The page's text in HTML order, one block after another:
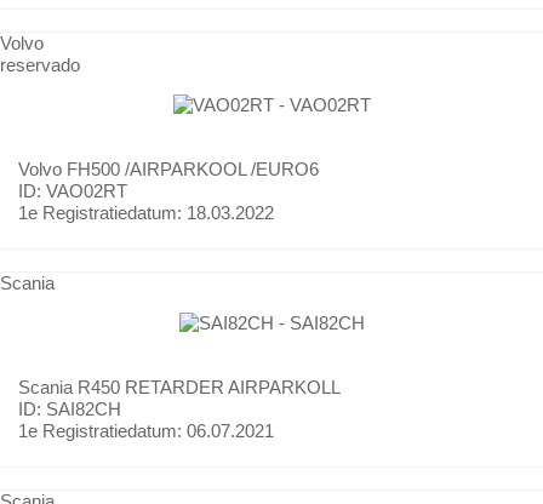
Volvo
reservado
Volvo FH500 /AIRPARKOOL /EURO6
ID: VAO02RT
1e Registratiedatum: 18.03.2022
Scania
Scania R450 RETARDER AIRPARKOLL
ID: SAI82CH
1e Registratiedatum: 06.07.2021